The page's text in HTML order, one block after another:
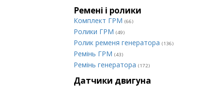
Ремені і ролики
Комплект ГРМ (66)
Ролики ГРМ (49)
Ролик ременя генератора (136)
Ремінь ГРМ (43)
Ремінь генератора (172)
Датчики двигуна